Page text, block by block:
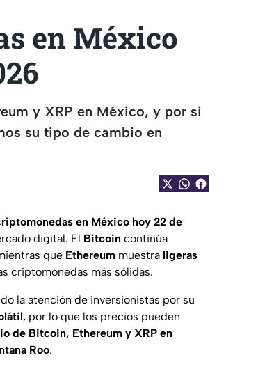
en México
y XRP en México, y por si
su tipo de cambio en
en México hoy 22 de
digital. El Bitcoin continúa
que Ethereum muestra ligeras
criptomonedas más sólidas.
la atención de inversionistas por su
, por lo que los precios pueden
de Bitcoin, Ethereum y XRP en
Roo.